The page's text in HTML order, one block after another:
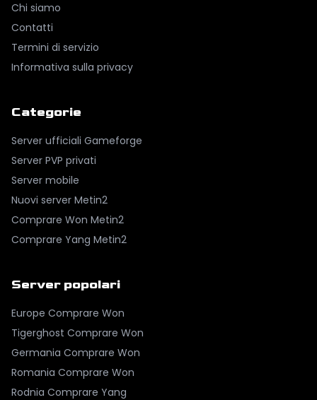
Chi siamo
Contatti
Termini di servizio
Informativa sulla privacy
Categorie
Server ufficiali Gameforge
Server PVP privati
Server mobile
Nuovi server Metin2
Comprare Won Metin2
Comprare Yang Metin2
Server popolari
Europe Comprare Won
Tigerghost Comprare Won
Germania Comprare Won
Romania Comprare Won
Rodnia Comprare Yang